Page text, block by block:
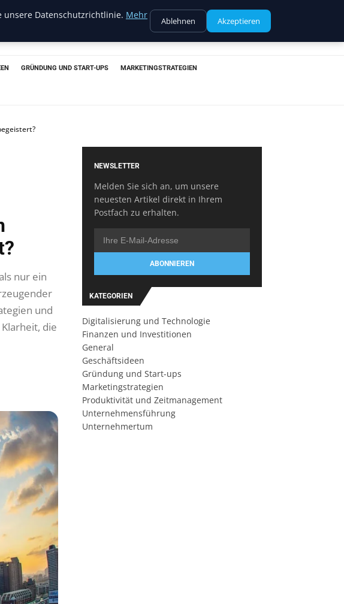
GRÜNDUNG UND START-UPS MARKETINGSTRATEGIEN
nur ein
und
die
NEWSLETTER
Melden Sie sich an, um unsere
neuesten Artikel direkt in Ihrem
Postfach zu erhalten.
ABONNIEREN
KATEGORIEN
Digitalisierung und Technologie
Finanzen und Investitionen
General
Geschäftsideen
Gründung und Start-ups
Marketingstrategien
Produktivität und Zeitmanagement
Unternehmensführung
Unternehmertum
unsere Datenschutzrichtlinie. Mehr
Ablehnen Akzeptieren